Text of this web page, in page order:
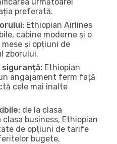
preferată.
Ethiopian Airlines
cabine moderne și o
și opțiuni de
zborului.
Ethiopian
angajament ferm față
cele mai înalte
de la clasa
business, Ethiopian
de opțiuni de tarife
bugete.